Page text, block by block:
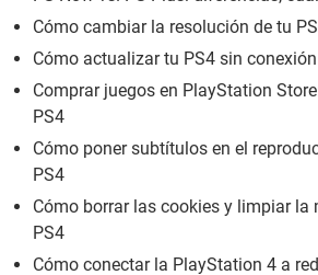
Cómo cambiar la resolución de tu
Cómo actualizar tu PS4 sin
Comprar juegos en PlayStation
PS4
Cómo poner subtítulos en el
PS4
Cómo borrar las cookies y limpiar la
PS4
Cómo conectar la PlayStation 4 a